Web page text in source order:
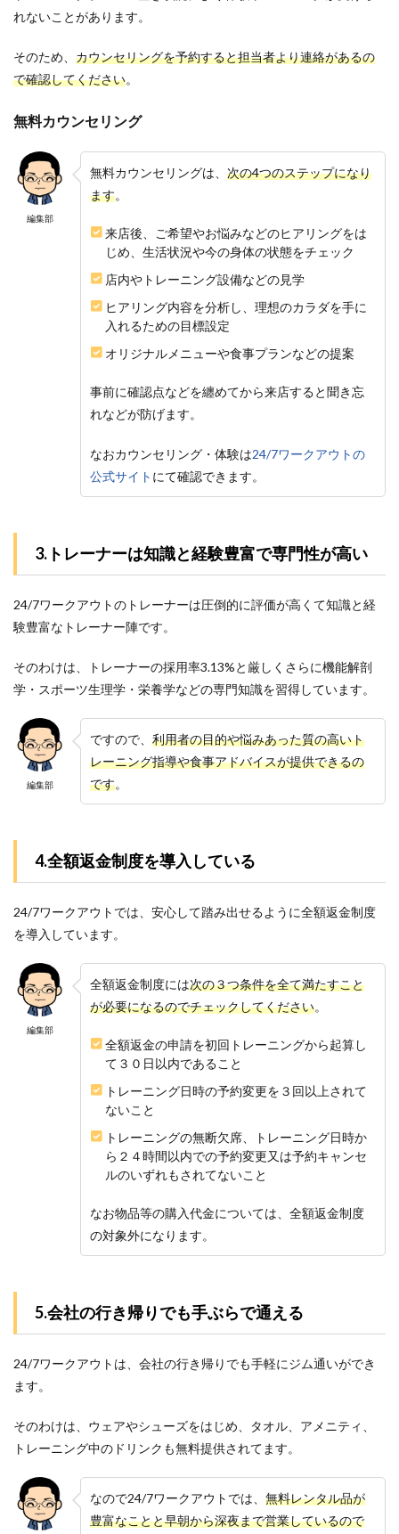
れないことがあります。
そのため、 カウンセリングを予約すると担当者より連絡があるの
で確認してください。
無料カウンセリング
編集部
無料カウンセリングは、 次の4つのステップになり
ます。
来店後、ご希望やお悩みなどのヒアリングをは
じめ、生活状況や今の身体の状態をチェック
店内やトレーニング設備などの見学
ヒアリング内容を分析し、理想のカラダを手に
入れるための目標設定
オリジナルメニューや食事プランなどの提案
事前に確認点などを纏めてから来店すると聞き忘
れなどが防げます。
なおカウンセリング・体験は24/7ワークアウトの
公式サイト にて確認できます。
3.トレーナーは知識と経験豊富で専門性が高い
24/7ワークアウトのトレーナーは圧倒的に評価が高くて知識と経
験豊富なトレーナー陣です。
そのわけは、トレーナーの採用率3.13%と厳しくさらに機能解剖
学・スポーツ生理学・栄養学などの専門知識を習得しています。
編集部
ですので、 利用者の目的や悩みあった質の高いト
レーニング指導や食事アドバイスが提供できるの
です。
4.全額返金制度を導入している
24/7ワークアウトでは、安心して踏み出せるように全額返金制度
を導入しています。
編集部
全額返金制度には次の３つ条件を全て満たすこと
が必要になるのでチェックしてください。
全額返金の申請を初回トレーニングから起算し
て３０日以内であること
トレーニング日時の予約変更を３回以上されて
ないこと
トレーニングの無断欠席、トレーニング日時か
ら２４時間以内での予約変更又は予約キャンセ
ルのいずれもされてないこと
なお物品等の購入代金については、全額返金制度
の対象外になります。
5.会社の行き帰りでも手ぶらで通える
24/7ワークアウトは、会社の行き帰りでも手軽にジム通いができ
ます。
そのわけは、ウェアやシューズをはじめ、タオル、アメニティ、
トレーニング中のドリンクも無料提供されてます。
なので24/7ワークアウトでは、 無料レンタル品が
豊富なことと早朝から深夜まで営業しているので